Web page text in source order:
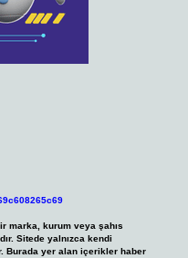
marka, kurum veya şahıs
Sitede yalnızca kendi
Burada yer alan içerikler haber